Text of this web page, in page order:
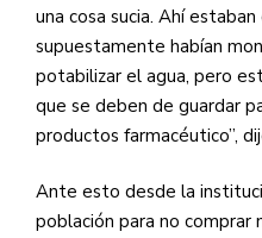
una cosa sucia. Ahí
supuestamente habían
potabilizar el agua, pero
que se deben de guardar
productos farmacéutico”,
Ante esto desde la
población para no comprar